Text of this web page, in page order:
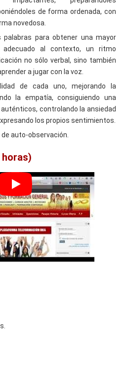
de forma ordenada, con
novedosa.
para obtener una mayor
adecuado al contexto, un ritmo
no sólo verbal, sino también
a jugar con la voz.
de cada uno, mejorando la
la empatía, consiguiendo una
controlando la ansiedad
los propios sentimientos.
auto-observación.